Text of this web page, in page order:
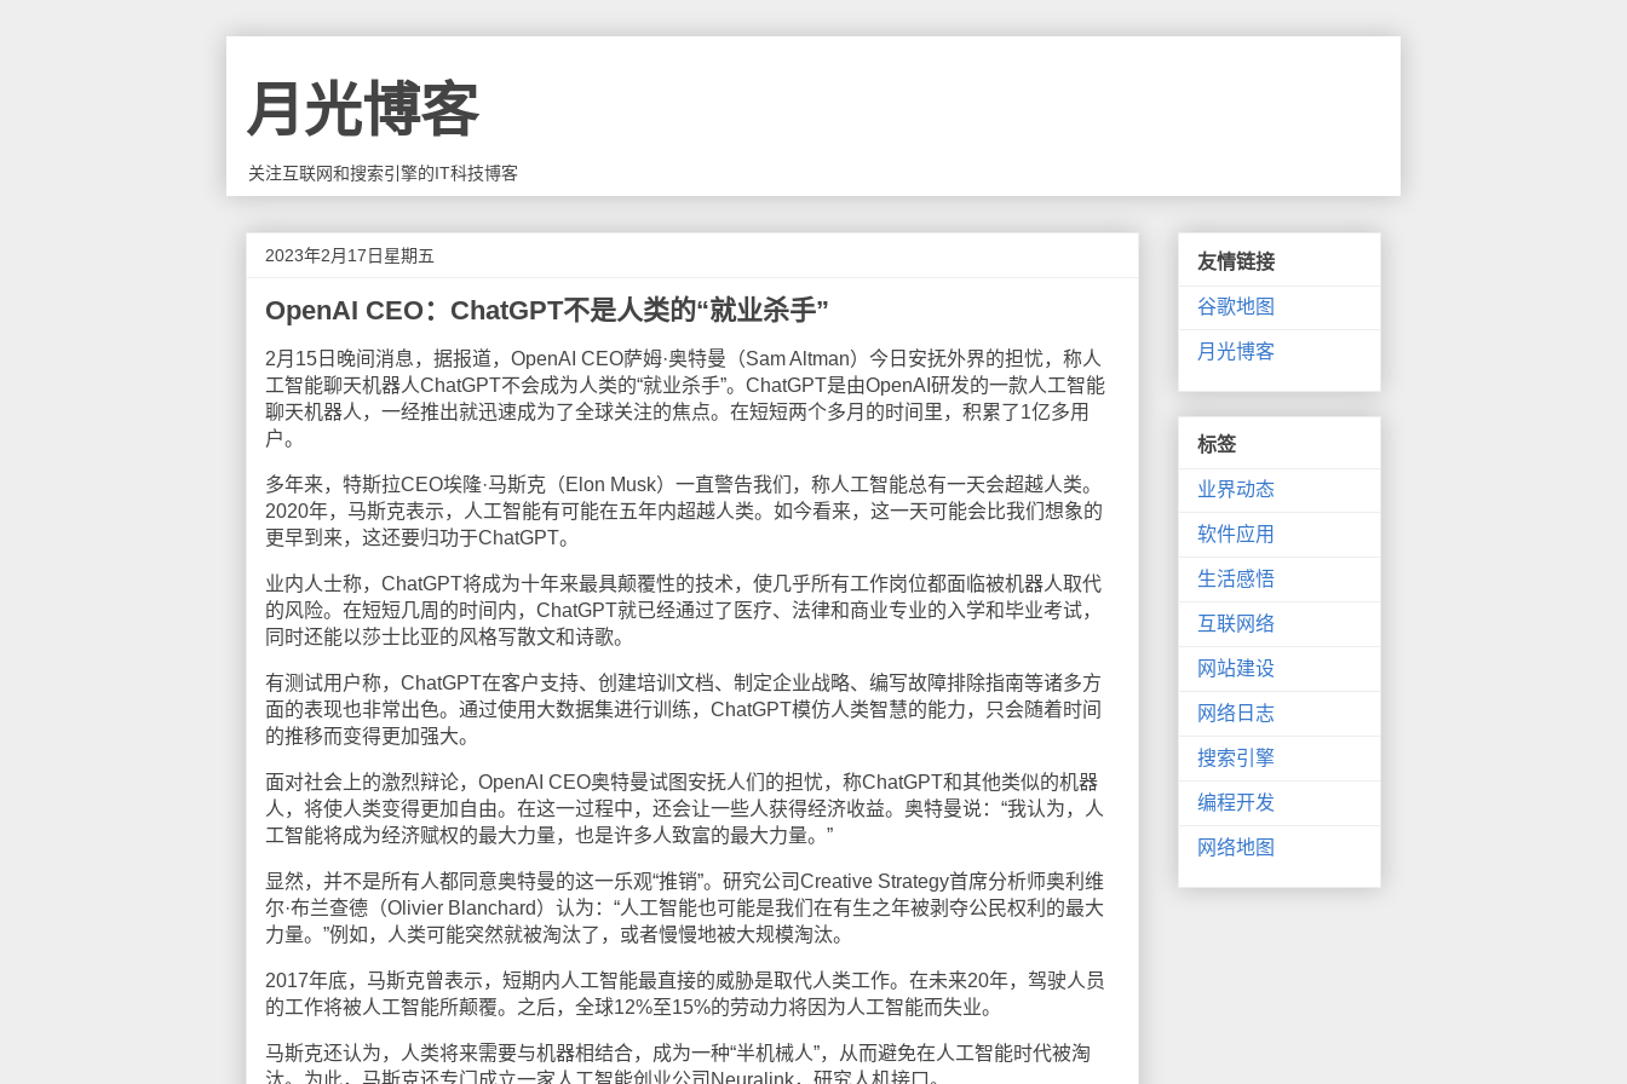
月光博客
关注互联网和搜索引擎的IT科技博客
2023年2月17日星期五
OpenAI CEO：ChatGPT不是人类的“就业杀手”
2月15日晚间消息，据报道，OpenAI CEO萨姆·奥特曼（Sam Altman）今日安抚外界的担忧，称人
工智能聊天机器人ChatGPT不会成为人类的“就业杀手”。ChatGPT是由OpenAI研发的一款人工智能
聊天机器人，一经推出就迅速成为了全球关注的焦点。在短短两个多月的时间里，积累了1亿多用
户。
多年来，特斯拉CEO埃隆·马斯克（Elon Musk）一直警告我们，称人工智能总有一天会超越人类。
2020年，马斯克表示，人工智能有可能在五年内超越人类。如今看来，这一天可能会比我们想象的
更早到来，这还要归功于ChatGPT。
业内人士称，ChatGPT将成为十年来最具颠覆性的技术，使几乎所有工作岗位都面临被机器人取代
的风险。在短短几周的时间内，ChatGPT就已经通过了医疗、法律和商业专业的入学和毕业考试，
同时还能以莎士比亚的风格写散文和诗歌。
有测试用户称，ChatGPT在客户支持、创建培训文档、制定企业战略、编写故障排除指南等诸多方
面的表现也非常出色。通过使用大数据集进行训练，ChatGPT模仿人类智慧的能力，只会随着时间
的推移而变得更加强大。
面对社会上的激烈辩论，OpenAI CEO奥特曼试图安抚人们的担忧，称ChatGPT和其他类似的机器
人，将使人类变得更加自由。在这一过程中，还会让一些人获得经济收益。奥特曼说：“我认为，人
工智能将成为经济赋权的最大力量，也是许多人致富的最大力量。”
显然，并不是所有人都同意奥特曼的这一乐观“推销”。研究公司Creative Strategy首席分析师奥利维
尔·布兰查德（Olivier Blanchard）认为：“人工智能也可能是我们在有生之年被剥夺公民权利的最大
力量。”例如，人类可能突然就被淘汰了，或者慢慢地被大规模淘汰。
2017年底，马斯克曾表示，短期内人工智能最直接的威胁是取代人类工作。在未来20年，驾驶人员
的工作将被人工智能所颠覆。之后，全球12%至15%的劳动力将因为人工智能而失业。
马斯克还认为，人类将来需要与机器相结合，成为一种“半机械人”，从而避免在人工智能时代被淘
汰。为此，马斯克还专门成立一家人工智能创业公司Neuralink，研究人机接口。
友情链接
谷歌地图
月光博客
标签
业界动态
软件应用
生活感悟
互联网络
网站建设
网络日志
搜索引擎
编程开发
网络地图